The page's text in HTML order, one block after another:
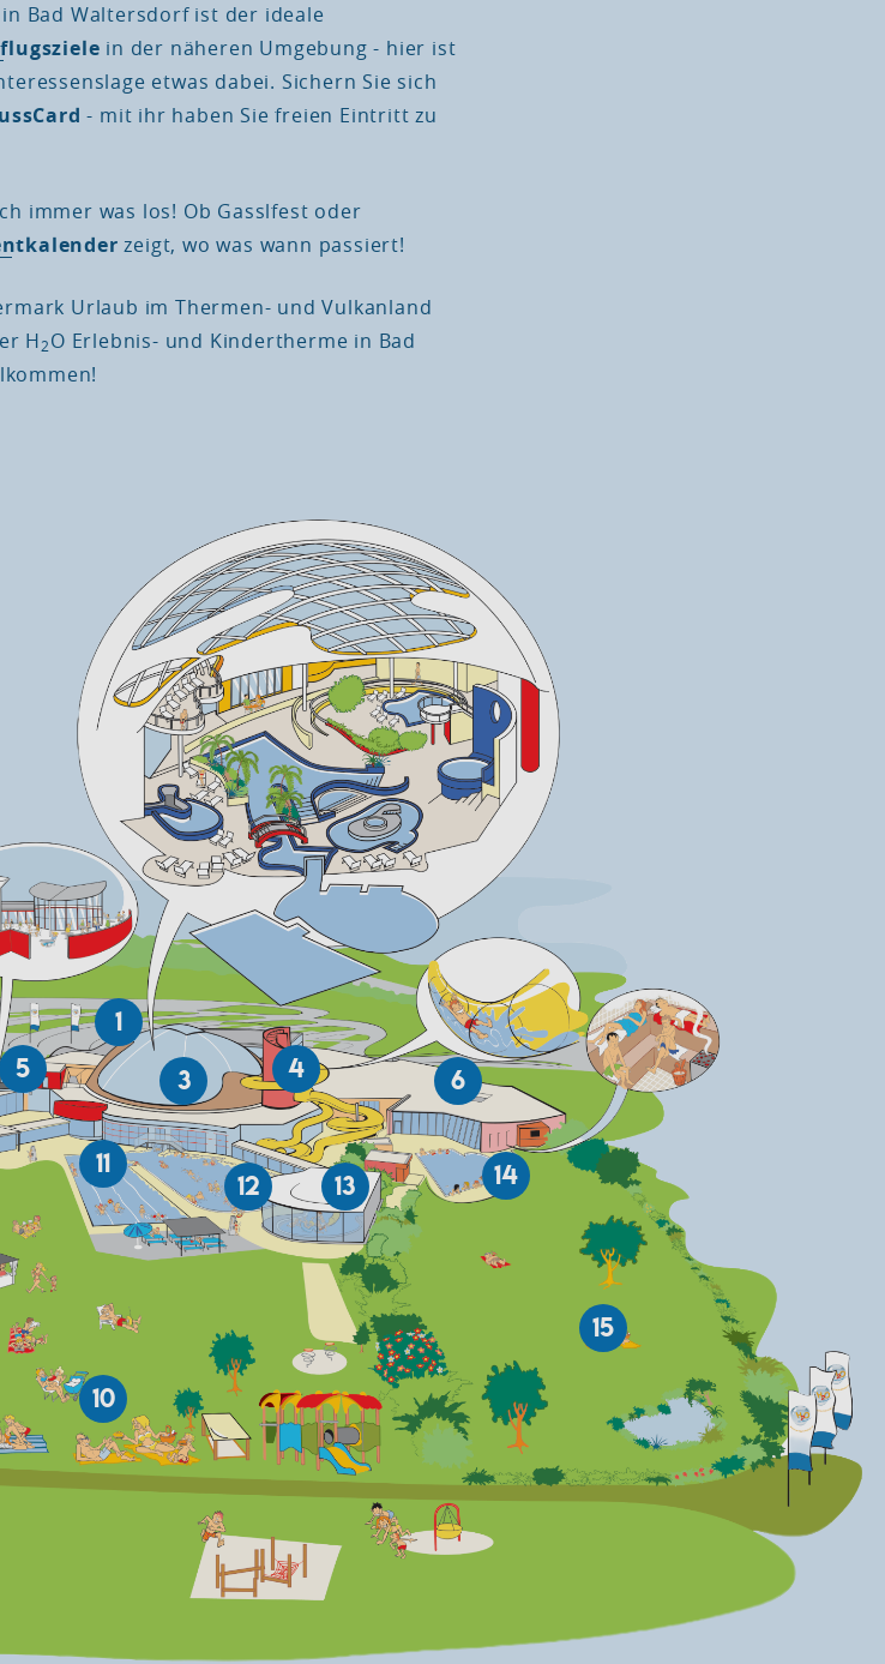
Bad Waltersdorf ist der ideale
in der näheren Umgebung - hier ist
etwas dabei. Sichern Sie sich
- mit ihr haben Sie freien Eintritt zu
immer was los! Ob Gasslfest oder
zeigt, wo was wann passiert!
Urlaub im Thermen- und Vulkanland
H2O Erlebnis- und Kindertherme in Bad